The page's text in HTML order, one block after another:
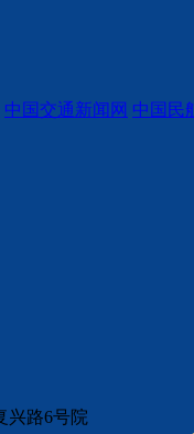
中国交通新闻网 中国民
兴路6号院